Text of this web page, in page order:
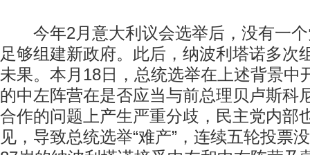
今年2月意大利议会选举后，没有一个
足够组建新政府。此后，纳波利塔诺多次
未果。本月18日，总统选举在上述背景中
的中左阵营在是否应当与前总理贝卢斯科
合作的问题上产生严重分歧，民主党内部
见，导致总统选举“难产”，连续五轮投票